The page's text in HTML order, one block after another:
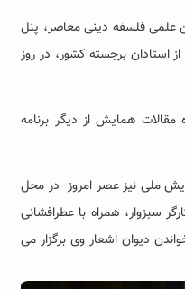
علمی فلسفه دینی معاصر، پنل
استادان برجسته کشور، در روز
مقالات همایش از دیگر برنامه
ملی نیز عصر امروز در محل
سبزوار، همراه با عطرافشانی
دیوان اشعار وی برگزار می